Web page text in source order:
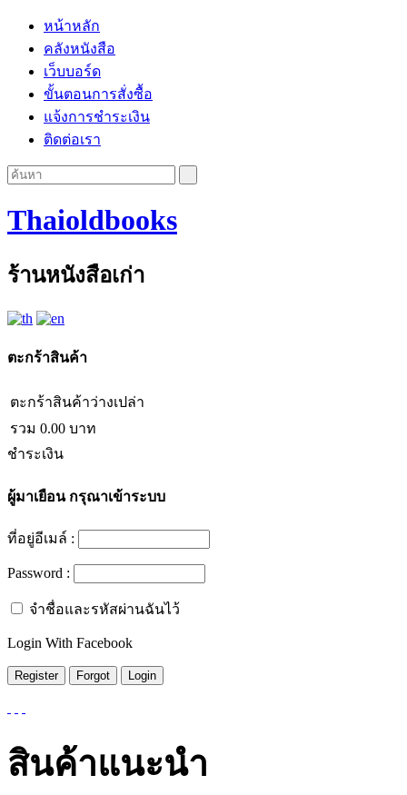
หน้าหลัก
คลังหนังสือ
เว็บบอร์ด
ขั้นตอนการสั่งซื้อ
แจ้งการชำระเงิน
ติดต่อเรา
Thaioldbooks
ร้านหนังสือเก่า
ตะกร้าสินค้า
ตะกร้าสินค้าว่างเปล่า
รวม 0.00 บาท
ชำระเงิน
ผู้มาเยือนกรุณาเข้าระบบ
ที่อยู่อีเมล์ :
Password :
จำชื่อและรหัสผ่านฉันไว้
Login With Facebook
สินค้าแนะนำ